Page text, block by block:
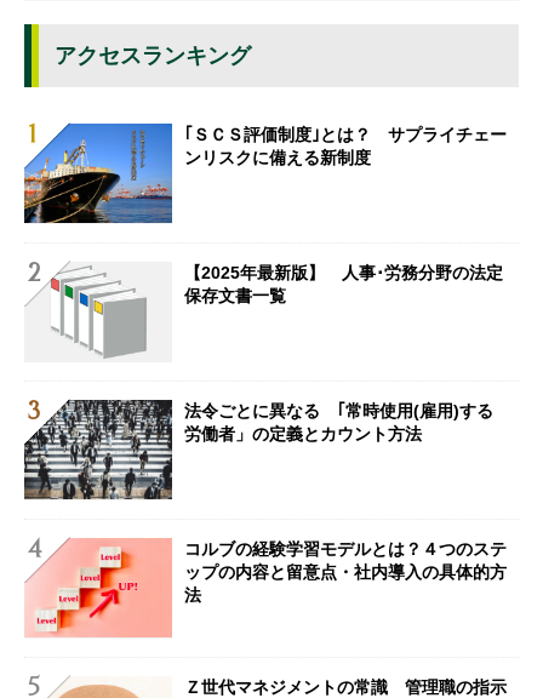
アクセスランキング
｢ＳＣＳ評価制度｣とは？ サプライチェー
ンリスクに備える新制度
【2025年最新版】 人事･労務分野の法定
保存文書一覧
法令ごとに異なる ｢常時使用(雇用)する
労働者」の定義とカウント方法
コルブの経験学習モデルとは？４つのステ
ップの内容と留意点・社内導入の具体的方
法
Ｚ世代マネジメントの常識 管理職の指示